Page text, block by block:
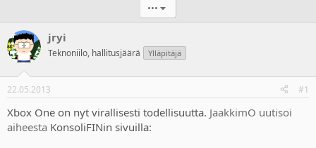
k
e
t
u
n
l
o
s
p
ä
v
ä
ä
ä
e
•••
jryi
Teknoniilo, hallitusjäärä Ylläpitäjä
22.05.2013 #1
Xbox One on nyt virallisesti todellisuutta. JaakkimO uutisoi
aiheesta KonsoliFINin sivuilla: